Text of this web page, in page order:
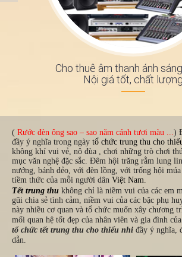
Cho thuê âm thanh ánh
Nội giá tốt, chất lượng
( Rước đèn ông sao – sao năm cánh tươi màu ...)
đầy ý nghĩa trong ngày tổ chức trung thu cho
không khí vui vẻ, nô đùa , chơi những trò chơi
mục văn nghệ đặc sắc. Đêm hội trăng rằm lung
nướng, bánh dẻo, với đèn lồng, với trống hội
tiềm thức của mỗi người dân Việt Nam.
Tết trung thu không chỉ là niềm vui của các em
gũi chia sẻ tình cảm, niềm vui của các bậc phụ
này nhiều cơ quan và tổ chức muốn xây chương
mối quan hệ tốt đẹp của nhân viên và gia đình
tổ chức tết trung thu cho thiếu nhi đầy ý nghĩa,
dẫn.